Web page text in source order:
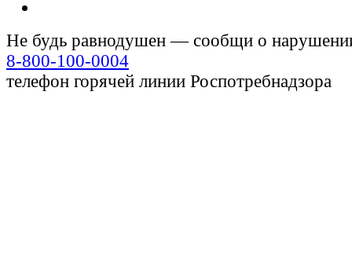
Не будь равнодушен — сообщи о
8-800-100-0004
телефон горячей линии Роспотребнадзора